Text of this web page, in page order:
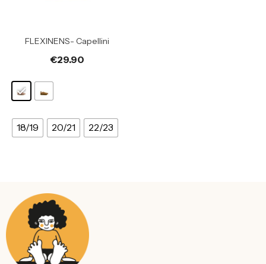
FLEXINENS- Capellini
€29.90
18/19 20/21 22/23